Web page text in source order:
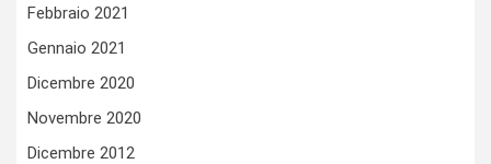
Febbraio 2021
Gennaio 2021
Dicembre 2020
Novembre 2020
Dicembre 2012